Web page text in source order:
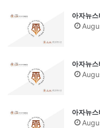
아자뉴
아자뉴
아자뉴